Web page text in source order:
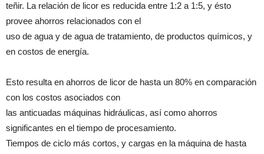
teñir. La relación de licor es reducida entre 1:2 a 1:5, y ésto
provee ahorros relacionados con el
uso de agua y de agua de tratamiento, de productos químicos, y
en costos de energía.
Esto resulta en ahorros de licor de hasta un 80% en comparación
con los costos asociados con
las anticuadas máquinas hidráulicas, así como ahorros
significantes en el tiempo de procesamiento.
Tiempos de ciclo más cortos, y cargas en la máquina de hasta